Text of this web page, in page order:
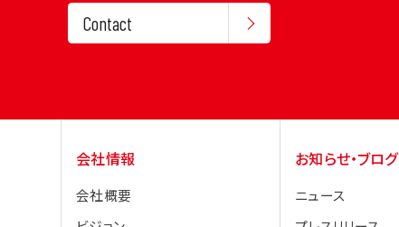
Contact
会社情報
会社概要
お知らせ・ブログ
ニュース